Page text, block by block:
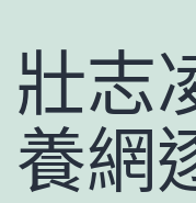
壯志
養網